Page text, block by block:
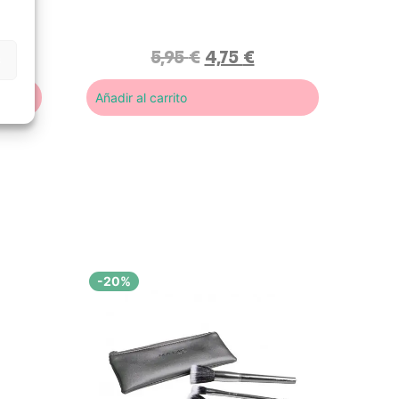
5,95€ 4,75 €
Añadir al carrito
-20%